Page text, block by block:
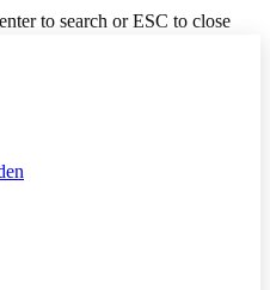
to search or ESC to close